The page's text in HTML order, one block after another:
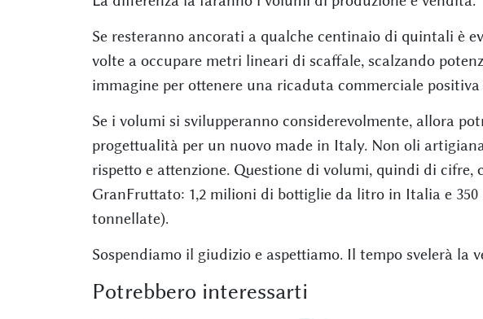
Se resteranno ancorati a qualche centinaio di quintali è
volte a occupare metri lineari di scaffale, scalzando
immagine per ottenere una ricaduta commerciale
Se i volumi si svilupperanno considerevolmente, allora
progettualità per un nuovo made in Italy. Non oli
rispetto e attenzione. Questione di volumi, quindi di cifre,
GranFruttato: 1,2 milioni di bottiglie da litro in Italia e 350
tonnellate).
Sospendiamo il giudizio e aspettiamo. Il tempo svelerà la
Potrebbero interessarti